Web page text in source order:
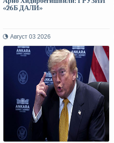
«26Б ДАЛИ»
Август 03 2026